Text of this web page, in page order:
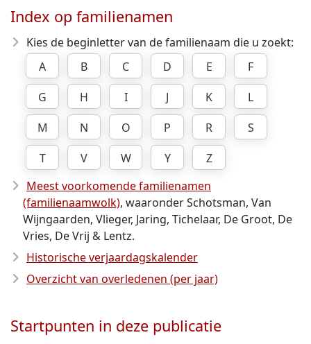
Index op familienamen
Kies de beginletter van de familienaam die u zoekt:
A
B C D E
F
G
H I J K
L
M
N O P R
S
T
V W Y
Z
Meest voorkomende familienamen
(familienaamwolk), waaronder Schotsman, Van
Wijngaarden, Vlieger, Jaring, Tichelaar, De Groot, De
Vries, De Vrij & Lentz.
Historische verjaardagskalender
Overzicht van overledenen (per jaar)
Startpunten in deze publicatie